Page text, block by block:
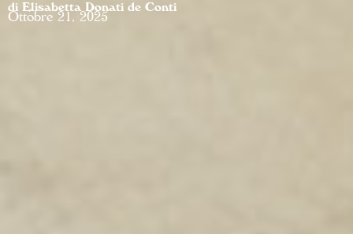
di Elisabetta Donati de Conti
Ottobre 21, 2025